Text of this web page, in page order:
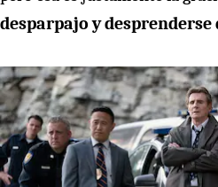
desparpajo y desprenderse